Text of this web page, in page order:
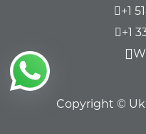
+1
+1
Copyright ©